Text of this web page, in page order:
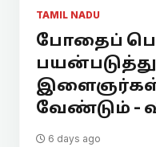
TAMIL NADU
போதைப்
இளைஞர்கள்
வேண்டும் -
6 days ago